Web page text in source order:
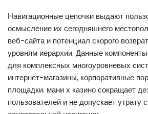
Навигационные цепочки выдают
осмысление их сегодняшнего
веб-сайта и потенциал скорого
уровням иерархии. Данные
для комплексных многоуровневых
интернет-магазины, корпоративные
площадки. мани х казино сокращает
пользователей и не допускает утрату